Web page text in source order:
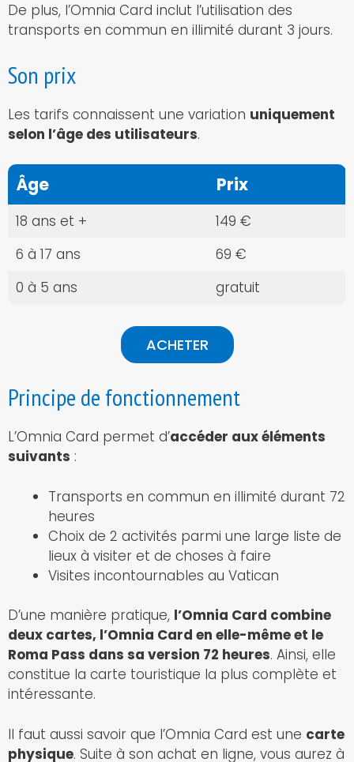
De plus, l’Omnia Card inclut l’utilisation des
transports en commun en illimité durant 3 jours.
Son prix
Les tarifs connaissent une variation uniquement
selon l’âge des utilisateurs.
Âge Prix
18 ans et +
149 €
6 à 17 ans
69 €
0 à 5 ans
gratuit
ACHETER
Principe de fonctionnement
L’Omnia Card permet d’accéder aux éléments
suivants :
Transports en commun en illimité durant 72
heures
Choix de 2 activités parmi une large liste de
lieux à visiter et de choses à faire
Visites incontournables au Vatican
D’une manière pratique, l’Omnia Card combine
deux cartes, l’Omnia Card en elle-même et le
Roma Pass dans sa version 72 heures. Ainsi, elle
constitue la carte touristique la plus complète et
intéressante.
Il faut aussi savoir que l’Omnia Card est une carte
physique. Suite à son achat en ligne, vous aurez à